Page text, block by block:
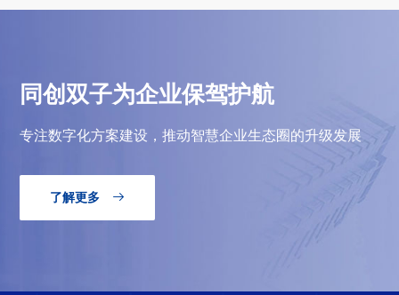
同创双子为企业保驾护航
专注数字化方案建设，推动智慧企业生态圈的升级发展
了解更多 